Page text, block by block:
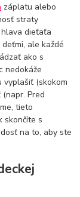
záplatu alebo
straty
dieťaťa
deťmi, ale každé
ako s
nedokáže
vyplašiť (skokom
Pred
tieto
skončíte s
na to, aby ste